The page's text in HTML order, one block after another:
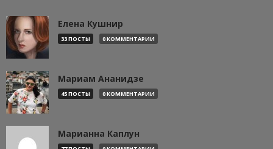
Елена Кушнир
33 ПОСТЫ 0 КОММЕНТАРИИ
Мариам Ананидзе
45 ПОСТЫ 0 КОММЕНТАРИИ
Марианна Каплун